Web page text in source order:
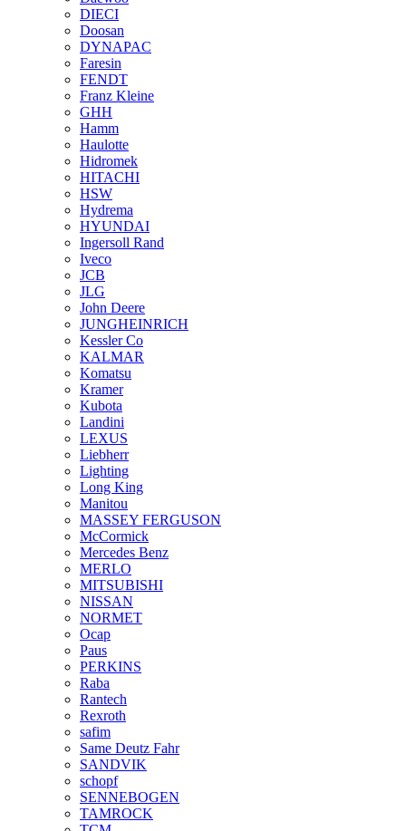
DIECI
Doosan
DYNAPAC
Faresin
FENDT
Franz Kleine
GHH
Hamm
Haulotte
Hidromek
HITACHI
HSW
Hydrema
HYUNDAI
Ingersoll Rand
Iveco
JCB
JLG
John Deere
JUNGHEINRICH
Kessler Co
KALMAR
Komatsu
Kramer
Kubota
Landini
LEXUS
Liebherr
Lighting
Long King
Manitou
MASSEY FERGUSON
McCormick
Mercedes Benz
MERLO
MITSUBISHI
NISSAN
NORMET
Ocap
Paus
PERKINS
Raba
Rantech
Rexroth
safim
Same Deutz Fahr
SANDVIK
schopf
SENNEBOGEN
TAMROCK